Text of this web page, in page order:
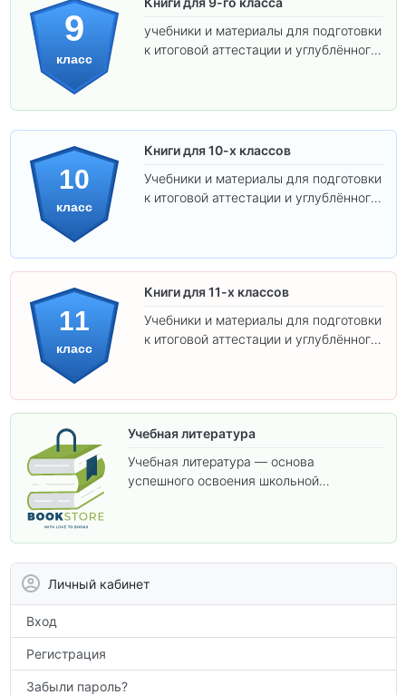
9
класс
учебники и материалы для подготовки
к итоговой аттестации и углублённого
10
класс
Книги для 10-х классов
Учебники и материалы для подготовки
к итоговой аттестации и углублённого
11
класс
Книги для 11-х классов
Учебники и материалы для подготовки
к итоговой аттестации и углублённого
Учебная литература
Учебная литература — основа
успешного освоения школьной
по предметам.
Личный кабинет
Вход
Регистрация
Забыли пароль?